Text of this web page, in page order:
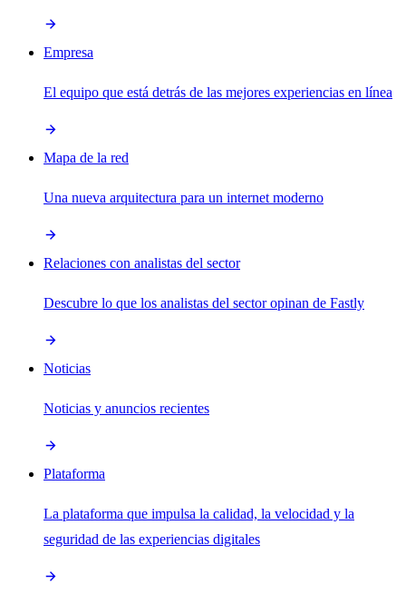
Empresa
El equipo que está detrás de las mejores experiencias en línea
Mapa de la red
Una nueva arquitectura para un internet moderno
Relaciones con analistas del sector
Descubre lo que los analistas del sector opinan de Fastly
Noticias
Noticias y anuncios recientes
Plataforma
La plataforma que impulsa la calidad, la velocidad y la
seguridad de las experiencias digitales